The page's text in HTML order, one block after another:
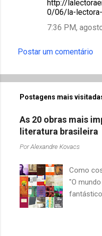
http://
0/06/la-
7:36 PM,
Postar um comentário
Postagens mais
As 20 obras mais
literatura brasileira
PorAlexandre Kovacs
Como
"O
quando